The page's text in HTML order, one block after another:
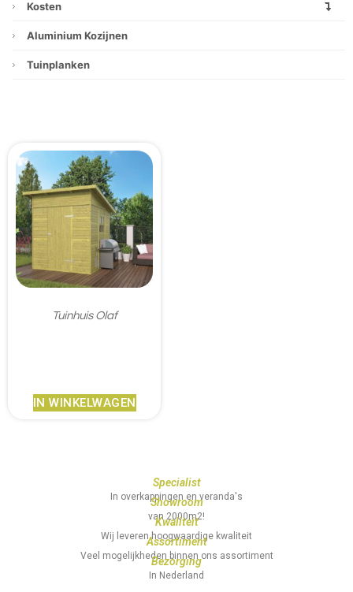
Kosten
Aluminium Kozijnen
Tuinplanken
Tuinhuis Olaf
IN WINKELWAGEN
Specialist
In overkappingen en veranda's
Showroom
van 2000m2!
Kwaliteit
Wij leveren hoogwaardige kwaliteit
Assortiment
Veel mogelijkheden binnen ons assortiment
Bezorging
In Nederland